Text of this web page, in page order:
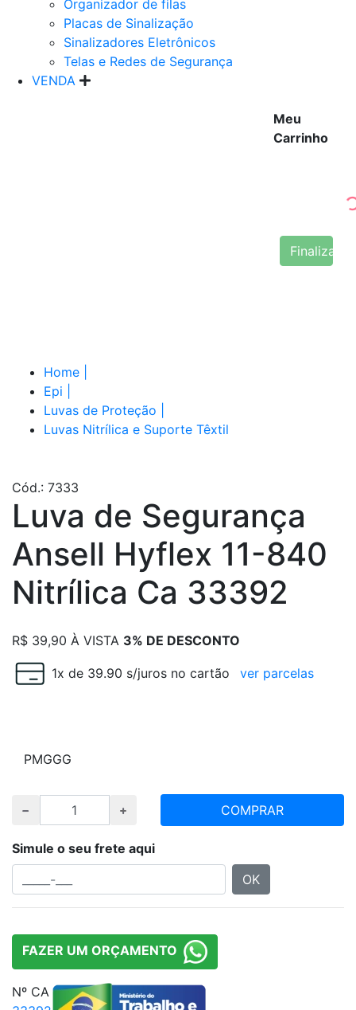
Organizador de filas
Placas de Sinalização
Sinalizadores Eletrônicos
Telas e Redes de Segurança
VENDA
Meu
Carrinho
Finalizar
Home
Epi
Luvas de Proteção
Luvas Nitrílica e Suporte Têxtil
Cód.: 7333
Luva de Segurança
Ansell Hyflex 11-840
Nitrílica Ca 33392
R$ 39,90 À VISTA 3% DE DESCONTO
1x de 39.90 s/juros no cartão ver parcelas
PMGGG
COMPRAR
Simule o seu frete aqui
OK
FAZER UM ORÇAMENTO
Nº CA